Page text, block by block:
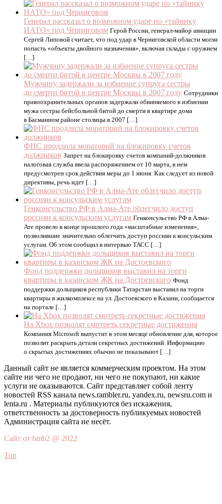
Генерал рассказал о возможном ударе по «тайнику
НАТО» под Черниговом Герой России, генерал-майор авиации
Сергей Липовой считает, что под удар в Черниговской области могли
попасть «объекты двойного назначения», включая склады с оружием
[…]
Мужчину задержали за избиение супруга сестры
до смерти битой в центре Москвы в 2007 году Сотрудники
правоохранительных органов задержали обвиняемого в избиении
мужа сестры бейсбольной битой до смерти в квартире дома
в Басманном районе столицы в 2007 […]
ФНС продлила мораторий на блокировку счетов
должников Запрет на блокировку счетов компаний-должников
налоговая служба ввела распоряжением от 10 марта, в нем
предусмотрен срок действия меры до 1 июня. Как следует из новой
директивы, речь идет […]
Генконсульство РФ в Алма-Ате облегчило доступ
россиян к консульским услугам Генконсульство РФ в Алма-
Ате провело в конце прошлого года «масштабные изменения»,
позволившие значительно облегчить доступ россиян к консульским
услугам. Об этом сообщил в интервью ТАСС […]
Фонд поддержки дольщиков выставил на торги
квартиры в казанском ЖК на Достоевского Фонд
поддержки дольщиков республики Татарстан выставил на торги
квартиры в жилкомплексе на ул. Достоевского в Казани, сообщается
на портале […]
На Xbox позволят смотреть секретные достижения
Компания Microsoft выпустит в этом месяце обновление для, которое
позволит раскрыть детали секретных достижений. Информацию
о скрытых достижениях обычно не показывают […]
Данный сайт не является коммерческим проектом. На этом
сайте ни чего не продают, ни чего не покупают, ни какие
услуги не оказываются. Сайт представляет собой ленту
новостей RSS канала news.rambler.ru, yandex.ru, newsru.com и
lenta.ru . Материалы публикуются без искажения,
ответственность за достоверность публикуемых новостей
Администрация сайта не несёт.
Сайт от bmb2 @ 2022
Top